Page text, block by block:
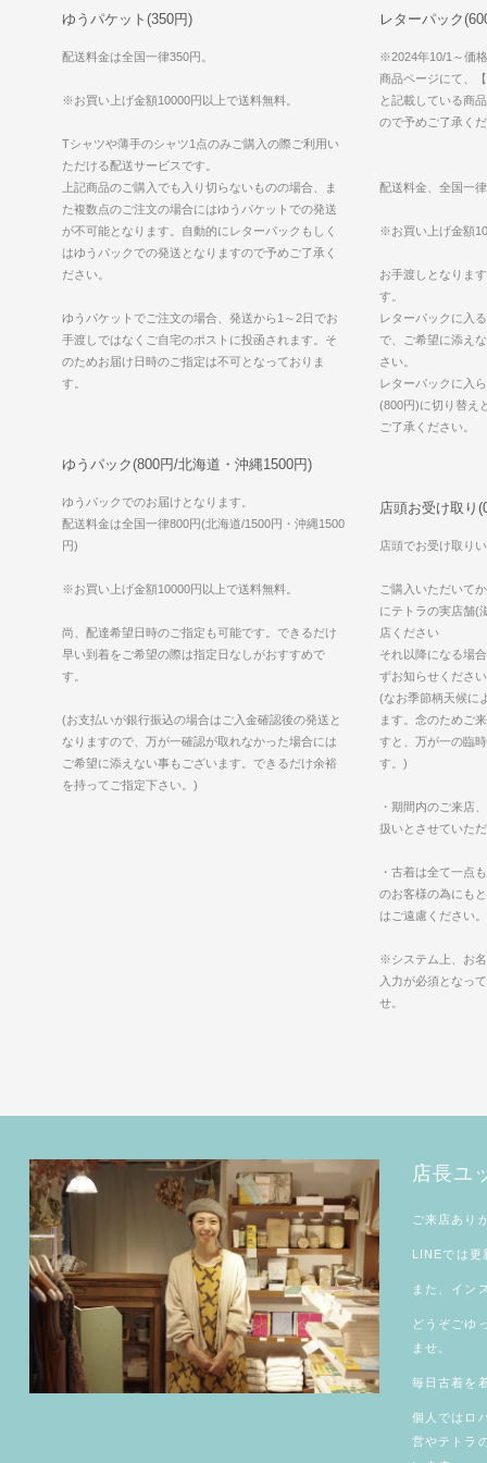
ゆうパケット(350円)
配送料金は全国一律350円。
※お買い上げ金額10000円以上で送料無料。
Tシャツや薄手のシャツ1点のみご購入の際ご利用い
ただける配送サービスです。
上記商品のご購入でも入り切らないものの場合、ま
た複数点のご注文の場合にはゆうパケットでの発送
が不可能となります。自動的にレターパックもしく
はゆうパックでの発送となりますので予めご了承く
ださい。
ゆうパケットでご注文の場合、発送から1～2日でお
手渡しではなくご自宅のポストに投函されます。そ
のためお届け日時のご指定は不可となっておりま
す。
レターパック
※2024年10/1～価
商品ページにて、
と記載している商
ので予めご了承く
配送料金、全国一律
※お買い上げ金額
お手渡しとなりま
す。
レターパックに入
で、ご希望に添え
さい。
レターパックに入
(800円)に切り替え
ご了承ください。
ゆうパック(800円/北海道・沖縄1500円)
ゆうパックでのお届けとなります。
配送料金は全国一律800円(北海道/1500円・沖縄1500
円)
※お買い上げ金額10000円以上で送料無料。
尚、配達希望日時のご指定も可能です。できるだけ
早い到着をご希望の際は指定日なしがおすすめで
す。
(お支払いが銀行振込の場合はご入金確認後の発送と
なりますので、万が一確認が取れなかった場合には
ご希望に添えない事もございます。できるだけ余裕
を持ってご指定下さい。)
店頭お受け取り
店頭でお受け取り
ご購入いただいて
にテトラの実店舗(
店ください
それ以降になる場
ずお知らせください
(なお季節柄天候に
ます。念のためご
すと、万が一の臨
す。)
・期間内のご来店
扱いとさせていただ
・古着は全て一点
のお客様の為にも
はご遠慮ください。
※システム上、お
入力が必須となっ
せ。
店長ユ
ご来店あり
LINEでは更
また、 イン
どうぞごゆ
ませ。
毎日古着を
個人では ロ
営やテトラ